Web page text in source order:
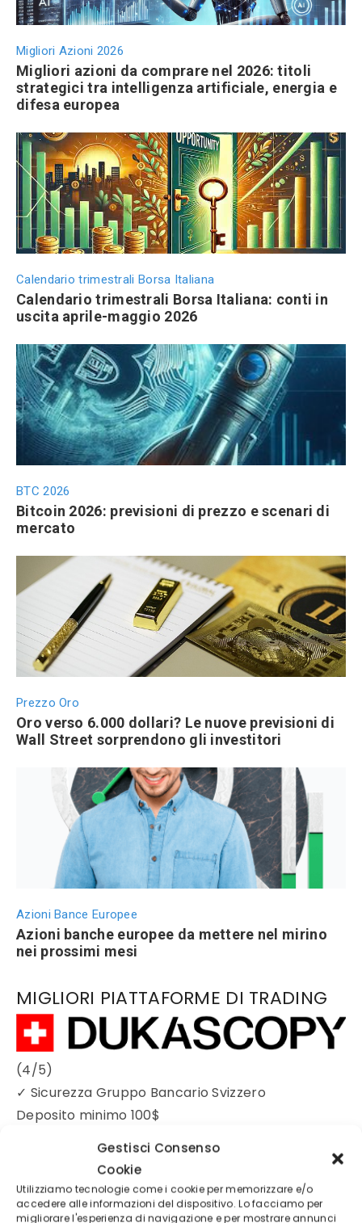
Gestisci Consenso
Cookie
Utilizziamo tecnologie come i cookie per memorizzare e/o
accedere alle informazioni del dispositivo. Lo facciamo per
migliorare l'esperienza di navigazione e per mostrare annunci
Migliori Azioni 2026
Migliori azioni da comprare nel 2026: titoli
strategici tra intelligenza artificiale, energia e
difesa europea
Calendario trimestrali Borsa Italiana
Calendario trimestrali Borsa Italiana: conti in
uscita aprile-maggio 2026
BTC 2026
Bitcoin 2026: previsioni di prezzo e scenari di
mercato
Prezzo Oro
Oro verso 6.000 dollari? Le nuove previsioni di
Wall Street sorprendono gli investitori
Azioni Bance Europee
Azioni banche europee da mettere nel mirino
nei prossimi mesi
MIGLIORI PIATTAFORME DI TRADING
(4/5)
✓ Sicurezza Gruppo Bancario Svizzero
Deposito minimo 100$
Broker regolamentato